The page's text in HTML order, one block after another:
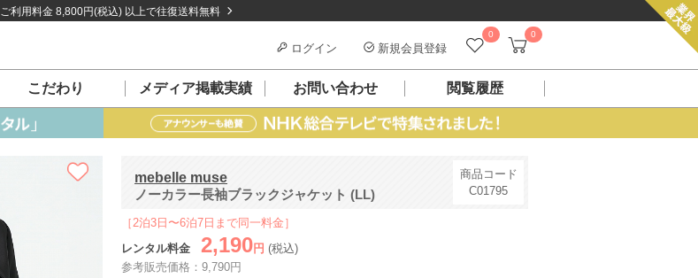
ご利用料金 8,800円(税込) 以上で往復送料無料
0 0
ログイン 新規会員登録
こだわり メディア掲載実績 お問い合わせ 閲覧履歴
mebelle muse
ノーカラー長袖ブラックジャケット (LL)
商品コード
C01795
［2泊3日〜6泊7日まで同一料金］
レンタル料金
2,190 円 (税込)
参考販売価格：9,790円